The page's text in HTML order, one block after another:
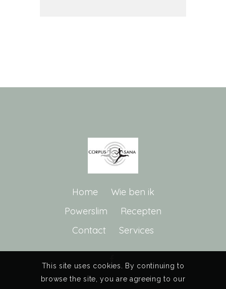
Home
Wie ben ik
Powerslim
Recepten
Contact
Services
This site uses cookies. By continuing to
browse the site, you are agreeing to our